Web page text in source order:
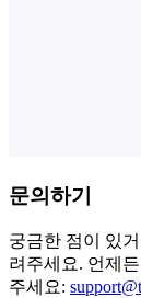
문의하기
궁금한 점이 있
려주세요. 언제
주세요: